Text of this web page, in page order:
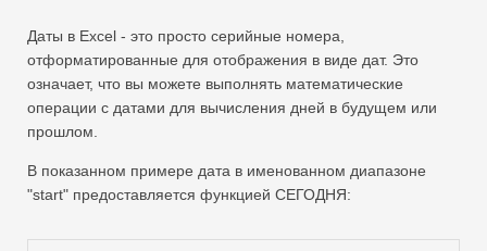
Даты в Excel - это просто серийные номера,
отформатированные для отображения в виде дат. Это
означает, что вы можете выполнять математические
операции с датами для вычисления дней в будущем или
прошлом.
В показанном примере дата в именованном диапазоне
"start" предоставляется функцией СЕГОДНЯ: